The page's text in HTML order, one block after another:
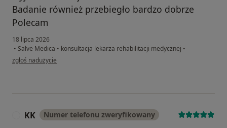
Badanie również przebiegło bardzo dobrze
Polecam
18 lipca 2026
• Salve Medica • konsultacja lekarza rehabilitacji medycznej •
w opinii użytkownika Kacper
zgłoś nadużycie
KK Numer telefonu zweryfikowany